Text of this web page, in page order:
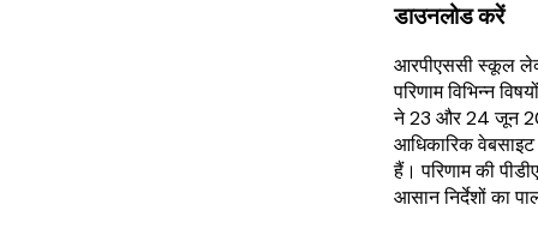
डाउनलोड करें
आरपीएससी स्कूल
परिणाम विभिन्न
ने 23 और 24 जून
आधिकारिक
हैं। परिणाम की
आसान निर्देशों का